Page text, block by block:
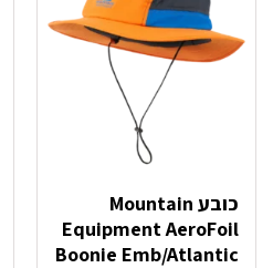
לבחור
את
האפשרויות
כובע Mountain
Equipment AeroFoil
Boonie Emb/Atlantic